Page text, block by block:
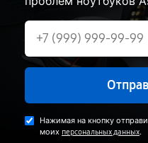
Нажимая на кнопку
моих персональных данных.